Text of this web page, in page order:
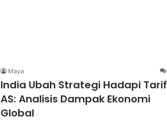
Maya
India Ubah Strategi Hadapi Tarif
AS: Analisis Dampak Ekonomi
Global